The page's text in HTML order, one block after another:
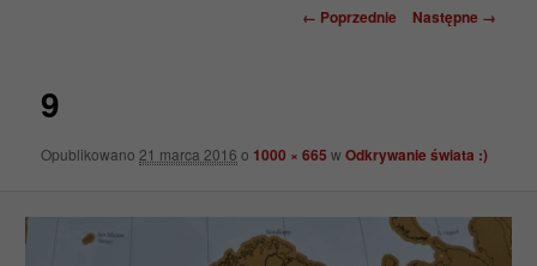
Nawigacja
← Poprzednie Następne →
9
Opublikowano 21 marca 2016 o 1000 × 665 wOdkrywanie świata :)